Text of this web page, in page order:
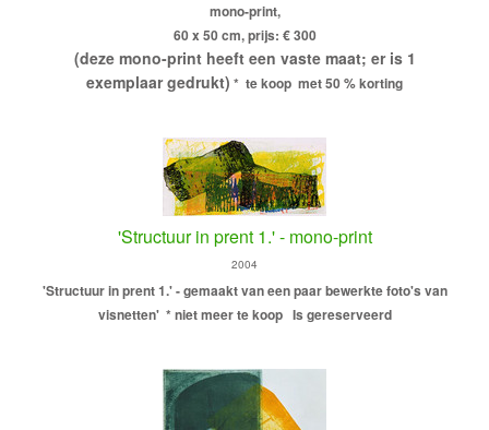
mono-print,
60 x 50 cm, prijs: € 300
(deze mono-print heeft een vaste maat; er is 1
exemplaar gedrukt) * te koop met 50 % korting
'Structuur in prent 1.' - mono-print
2004
'Structuur in prent 1.' - gemaakt van een paar bewerkte foto's van
visnetten' * niet meer te koop Is gereserveerd